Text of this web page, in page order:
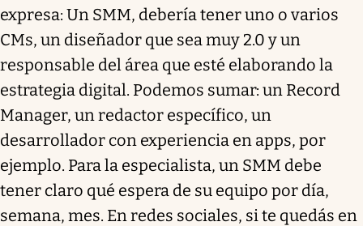
expresa: Un SMM, debería tener uno o varios
CMs, un diseñador que sea muy 2.0 y un
responsable del área que esté elaborando la
estrategia digital. Podemos sumar: un Record
Manager, un redactor específico, un
desarrollador con experiencia en apps, por
ejemplo. Para la especialista, un SMM debe
tener claro qué espera de su equipo por día,
semana, mes. En redes sociales, si te quedás en